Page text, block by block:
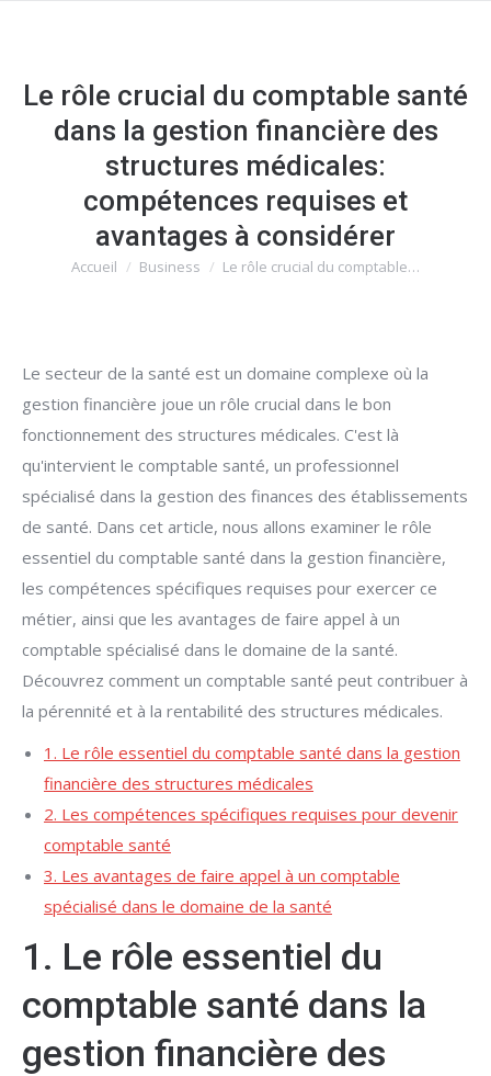
Le rôle crucial du comptable santé
dans la gestion financière des
structures médicales:
compétences requises et
avantages à considérer
Vous êtes ici :
Accueil Business Le rôle crucial du comptable…
Le secteur de la santé est un domaine complexe où la
gestion financière joue un rôle crucial dans le bon
fonctionnement des structures médicales. C'est là
qu'intervient le comptable santé, un professionnel
spécialisé dans la gestion des finances des établissements
de santé. Dans cet article, nous allons examiner le rôle
essentiel du comptable santé dans la gestion financière,
les compétences spécifiques requises pour exercer ce
métier, ainsi que les avantages de faire appel à un
comptable spécialisé dans le domaine de la santé.
Découvrez comment un comptable santé peut contribuer à
la pérennité et à la rentabilité des structures médicales.
1. Le rôle essentiel du comptable santé dans la gestion
financière des structures médicales
2. Les compétences spécifiques requises pour devenir
comptable santé
3. Les avantages de faire appel à un comptable
spécialisé dans le domaine de la santé
1. Le rôle essentiel du
comptable santé dans la
gestion financière des